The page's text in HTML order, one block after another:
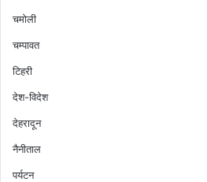
चमोली
चम्पावत
टिहरी
देश-विदेश
देहरादून
नैनीताल
पर्यटन